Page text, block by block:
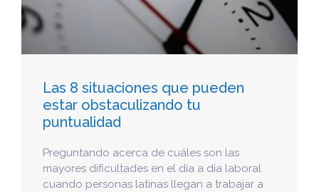
Las 8 situaciones que pueden
estar obstaculizando tu
puntualidad
Preguntando acerca de cuáles son las
mayores dificultades en el día a día laboral
cuando personas latinas llegan a trabajar a